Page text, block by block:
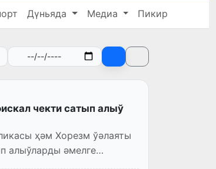
Дүньяда Медиа Пикир
чекти сатып алыў
ҳәм Хорезм ўәлаяты
алыўларды әмелге